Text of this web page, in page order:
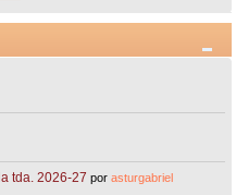
tda. 2026-27 porasturgabriel